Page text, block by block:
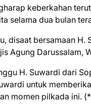
keberkahan
selama dua bulan
disaat bersamaan
Agung Darussalam,
H. Suwardi dari
untuk
momen pilkada ini.